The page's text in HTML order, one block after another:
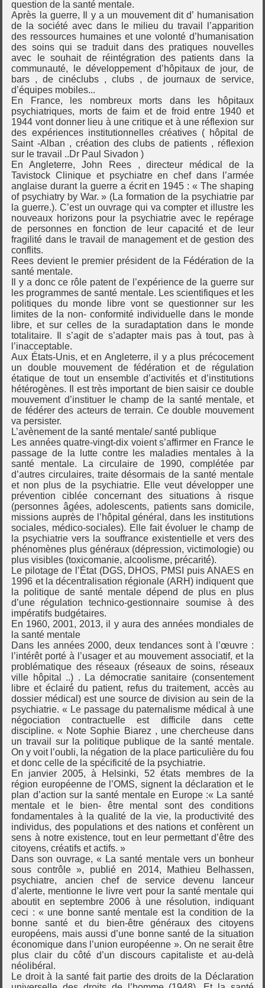
question de la santé mentale.
Après la guerre, Il y a un mouvement dit d’ humanisation
de la société avec dans le milieu du travail l’apparition
des ressources humaines et une volonté d’humanisation
des soins qui se traduit dans des pratiques nouvelles
avec le souhait de réintégration des patients dans la
communauté, le développement d’hôpitaux de jour, de
bars , de cinéclubs , clubs , de journaux de service,
d’équipes mobiles...
En France, les nombreux morts dans les hôpitaux
psychiatriques, morts de faim et de froid entre 1940 et
1944 vont donner lieu à une critique et à une réflexion sur
des expériences institutionnelles créatives ( hôpital de
Saint -Alban , création des clubs de patients , réflexion
sur le travail ..Dr Paul Sivadon )
En Angleterre, John Rees , directeur médical de la
Tavistock Clinique et psychiatre en chef dans l’armée
anglaise durant la guerre a écrit en 1945 : « The shaping
of psychiatry by War. » (La formation de la psychiatrie par
la guerre.). C’est un ouvrage qui va compter et illustre les
nouveaux horizons pour la psychiatrie avec le repérage
de personnes en fonction de leur capacité et de leur
fragilité dans le travail de management et de gestion des
conflits.
Rees devient le premier président de la Fédération de la
santé mentale.
Il y a donc ce rôle patent de l’expérience de la guerre sur
les programmes de santé mentale. Les scientifiques et les
politiques du monde libre vont se questionner sur les
limites de la non- conformité individuelle dans le monde
libre, et sur celles de la suradaptation dans le monde
totalitaire. Il s’agit de s’adapter mais pas à tout, pas à
l’inacceptable.
Aux États-Unis, et en Angleterre, il y a plus précocement
un double mouvement de fédération et de régulation
étatique de tout un ensemble d’activités et d’institutions
hétérogènes. Il est très important de bien saisir ce double
mouvement d’instituer le champ de la santé mentale, et
de fédérer des acteurs de terrain. Ce double mouvement
va persister.
L’avènement de la santé mentale/ santé publique
Les années quatre-vingt-dix voient s’affirmer en France le
passage de la lutte contre les maladies mentales à la
santé mentale. La circulaire de 1990, complétée par
d’autres circulaires, traite désormais de la santé mentale
et non plus de la psychiatrie. Elle veut développer une
prévention ciblée concernant des situations à risque
(personnes âgées, adolescents, patients sans domicile,
missions auprès de l’hôpital général, dans les institutions
sociales, médico-sociales). Elle fait évoluer le champ de
la psychiatrie vers la souffrance existentielle et vers des
phénomènes plus généraux (dépression, victimologie) ou
plus visibles (toxicomanie, alcoolisme, précarité́).
Le pilotage de l’État (DGS, DHOS, PMSI puis ANAES en
1996 et la décentralisation régionale (ARH) indiquent que
la politique de santé mentale dépend de plus en plus
d’une régulation technico-gestionnaire soumise à des
impératifs budgétaires.
En 1960, 2001, 2013, il y aura des années mondiales de
la santé mentale
Dans les années 2000, deux tendances sont à l’œuvre :
l’intérêt porté à l’usager et au mouvement associatif, et la
problématique des réseaux (réseaux de soins, réseaux
ville hôpital ..) . La démocratie sanitaire (consentement
libre et éclairé́ du patient, refus du traitement, accès au
dossier médical) est une source de division au sein de la
psychiatrie. « Le passage du paternalisme médical à une
négociation contractuelle est difficile dans cette
discipline. « Note Sophie Biarez , une chercheuse dans
un travail sur la politique publique de la santé mentale.
On y voit l’oubli, la négation de la place particulière du fou
et donc celle de la spécificité de la psychiatrie.
En janvier 2005, à Helsinki, 52 états membres de la
région européenne de l’OMS, signent la déclaration et le
plan d’action sur la santé mentale en Europe :« La santé
mentale et le bien- être mental sont des conditions
fondamentales à la qualité de la vie, la productivité des
individus, des populations et des nations et confèrent un
sens à notre existence, tout en leur permettant d’être des
citoyens, créatifs et actifs. »
Dans son ouvrage, « La santé mentale vers un bonheur
sous contrôle », publié en 2014, Mathieu Belhassen,
psychiatre, ancien chef de service devenu lanceur
d’alerte, mentionne le livre vert pour la santé mentale qui
aboutit en septembre 2006 à une résolution, indiquant
ceci : « une bonne santé mentale est la condition de la
bonne santé et du bien-être généraux des citoyens
européens, mais aussi d’une bonne santé de la situation
économique dans l’union européenne ». On ne serait être
plus clair du côté d’un discours capitaliste et au-delà
néolibéral.
Le droit à la santé fait partie des droits de la Déclaration